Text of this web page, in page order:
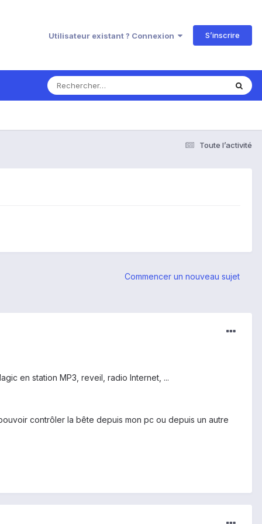
Utilisateur existant ? Connexion S’inscrire
Toute l’activité
Commencer un nouveau sujet
en station MP3, reveil, radio Internet, ...
contrôler la bête depuis mon pc ou depuis un autre